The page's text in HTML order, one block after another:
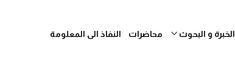
الخبرة و البحوث محاضرات
النفاذ الى المعلومة